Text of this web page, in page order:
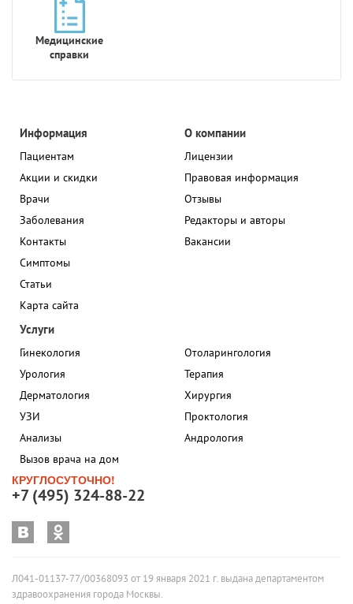
Медицинские
справки
Информация
Пациентам
Акции и скидки
Врачи
Заболевания
Контакты
Симптомы
Статьи
Карта сайта
О компании
Лицензии
Правовая информация
Отзывы
Редакторы и авторы
Вакансии
Услуги
Гинекология
Урология
Дерматология
УЗИ
Анализы
Вызов врача на дом
Отоларингология
Терапия
Хирургия
Проктология
Андрология
КРУГЛОСУТОЧНО!
+7 (495) 324-88-22
Л041-01137-77/00368093 от 19 января 2021 г. выдана департаментом
здравоохранения города Москвы.